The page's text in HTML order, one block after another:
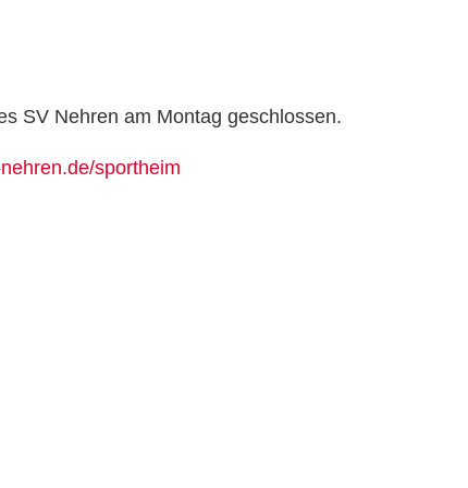
SV Nehren am Montag geschlossen.
sportheim